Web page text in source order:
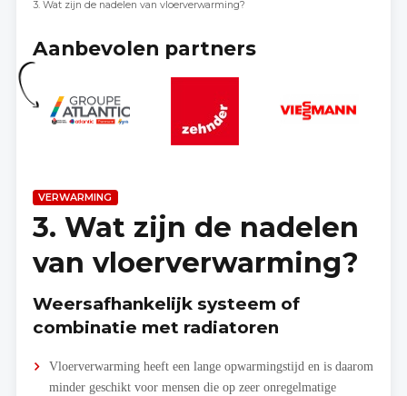
3. Wat zijn de nadelen van vloerverwarming?
Aanbevolen partners
VERWARMING
3. Wat zijn de nadelen
van vloerverwarming?
Weersafhankelijk systeem of
combinatie met radiatoren
Vloerverwarming heeft een lange opwarmingstijd en is daarom
minder geschikt voor mensen die op zeer onregelmatige